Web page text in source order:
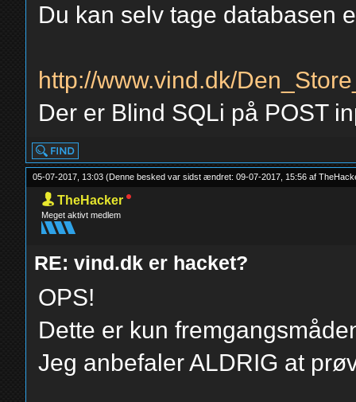
Du kan selv tage databasen
http://www.vind.dk/
Der er Blind SQLi på POST
05-07-2017, 13:03(Denne besked var sidst ændret: 09-07-2017, 15:56 af
TheHacker
Meget aktivt medlem
RE: vind.dk er hacket?
OPS!
Dette er kun
Jeg anbefaler ALDRIG at